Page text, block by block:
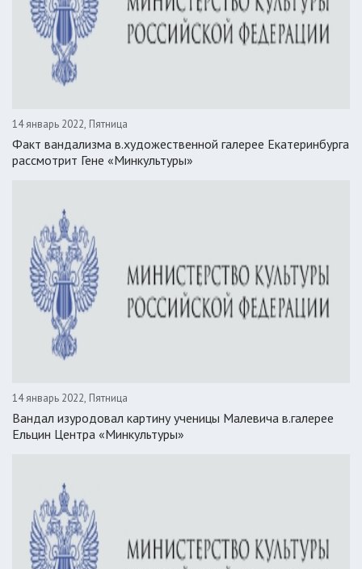
14 январь 2022, Пятница
Факт вандализма в.художественной галерее Екатеринбурга
рассмотрит Гене «Минкультуры»
14 январь 2022, Пятница
Вандал изуродовал картину ученицы Малевича в.галерее
Ельцин Центра «Минкультуры»